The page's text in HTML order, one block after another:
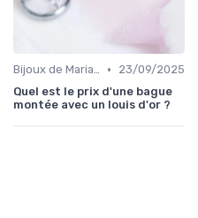
Bijoux de Mariage et de Fiançailles •
23/09/2025
Quel est le prix d'une bague
montée avec un louis d'or ?